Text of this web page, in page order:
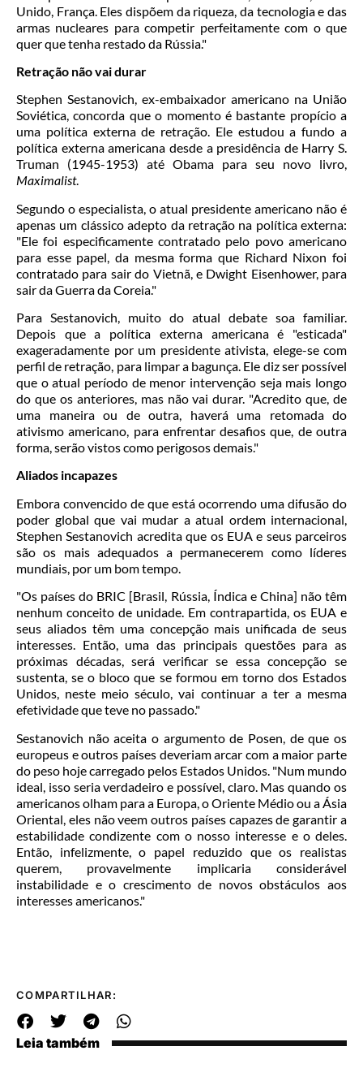
Unido, França. Eles dispõem da riqueza, da tecnologia e das
armas nucleares para competir perfeitamente com o que
quer que tenha restado da Rússia."
Retração não vai durar
Stephen Sestanovich, ex-embaixador americano na União
Soviética, concorda que o momento é bastante propício a
uma política externa de retração. Ele estudou a fundo a
política externa americana desde a presidência de Harry S.
Truman (1945-1953) até Obama para seu novo livro,
Maximalist.
Segundo o especialista, o atual presidente americano não é
apenas um clássico adepto da retração na política externa:
"Ele foi especificamente contratado pelo povo americano
para esse papel, da mesma forma que Richard Nixon foi
contratado para sair do Vietnã, e Dwight Eisenhower, para
sair da Guerra da Coreia."
Para Sestanovich, muito do atual debate soa familiar.
Depois que a política externa americana é "esticada"
exageradamente por um presidente ativista, elege-se com
perfil de retração, para limpar a bagunça. Ele diz ser possível
que o atual período de menor intervenção seja mais longo
do que os anteriores, mas não vai durar. "Acredito que, de
uma maneira ou de outra, haverá uma retomada do
ativismo americano, para enfrentar desafios que, de outra
forma, serão vistos como perigosos demais."
Aliados incapazes
Embora convencido de que está ocorrendo uma difusão do
poder global que vai mudar a atual ordem internacional,
Stephen Sestanovich acredita que os EUA e seus parceiros
são os mais adequados a permanecerem como líderes
mundiais, por um bom tempo.
"Os países do BRIC [Brasil, Rússia, Índica e China] não têm
nenhum conceito de unidade. Em contrapartida, os EUA e
seus aliados têm uma concepção mais unificada de seus
interesses. Então, uma das principais questões para as
próximas décadas, será verificar se essa concepção se
sustenta, se o bloco que se formou em torno dos Estados
Unidos, neste meio século, vai continuar a ter a mesma
efetividade que teve no passado."
Sestanovich não aceita o argumento de Posen, de que os
europeus e outros países deveriam arcar com a maior parte
do peso hoje carregado pelos Estados Unidos. "Num mundo
ideal, isso seria verdadeiro e possível, claro. Mas quando os
americanos olham para a Europa, o Oriente Médio ou a Ásia
Oriental, eles não veem outros países capazes de garantir a
estabilidade condizente com o nosso interesse e o deles.
Então, infelizmente, o papel reduzido que os realistas
querem, provavelmente implicaria considerável
instabilidade e o crescimento de novos obstáculos aos
interesses americanos."
COMPARTILHAR:
Leia também